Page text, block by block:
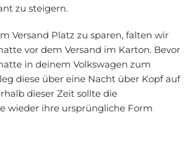
zu steigern.
Versand Platz zu sparen, falten wir
vor dem Versand im Karton. Bevor
in deinem Volkswagen zum
diese über eine Nacht über Kopf auf
dieser Zeit sollte die
wieder ihre ursprüngliche Form